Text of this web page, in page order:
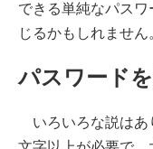
できる単純なパス
じるかもしれません
パスワード
いろいろな説はあ